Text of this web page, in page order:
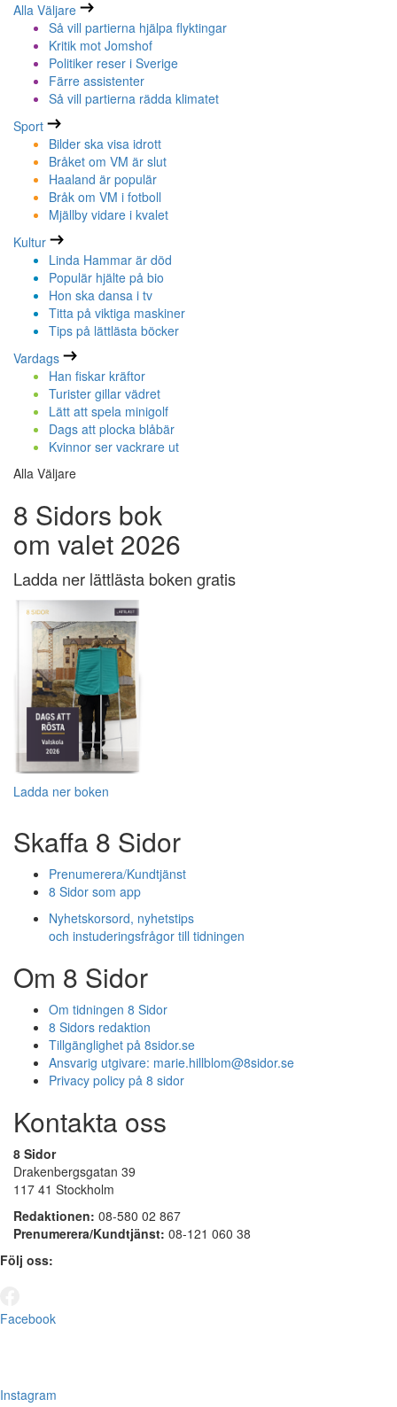
Alla Väljare
Så vill partierna hjälpa flyktingar
Kritik mot Jomshof
Politiker reser i Sverige
Färre assistenter
Så vill partierna rädda klimatet
Sport
Bilder ska visa idrott
Bråket om VM är slut
Haaland är populär
Bråk om VM i fotboll
Mjällby vidare i kvalet
Kultur
Linda Hammar är död
Populär hjälte på bio
Hon ska dansa i tv
Titta på viktiga maskiner
Tips på lättlästa böcker
Vardags
Han fiskar kräftor
Turister gillar vädret
Lätt att spela minigolf
Dags att plocka blåbär
Kvinnor ser vackrare ut
Alla Väljare
8 Sidors bok
om valet 2026
Ladda ner lättlästa boken gratis
Ladda ner boken
Skaffa 8 Sidor
Prenumerera/Kundtjänst
8 Sidor som app
Nyhetskorsord, nyhetstips
och instuderingsfrågor till tidningen
Om 8 Sidor
Om tidningen 8 Sidor
8 Sidors redaktion
Tillgänglighet på 8sidor.se
Ansvarig utgivare: marie.hillblom@8sidor.se
Privacy policy på 8 sidor
Kontakta oss
8 Sidor
Drakenbergsgatan 39
117 41 Stockholm
Redaktionen: 08-580 02 867
Prenumerera/Kundtjänst: 08-121 060 38
Följ oss:
Facebook
Instagram